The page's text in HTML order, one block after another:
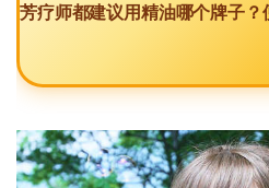
芳疗师都建议用精油哪个牌子？